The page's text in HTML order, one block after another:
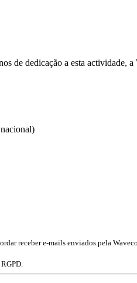
de dedicação a esta actividade,
receber e-mails enviados pela